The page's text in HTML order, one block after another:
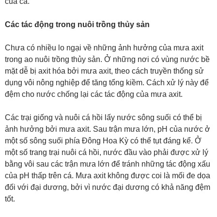
Các tác động trong nuôi trồng thủy sản
Chưa có nhiều lo ngại về những ảnh hưởng của mưa axit
trong ao nuôi trồng thủy sản. Ở những nơi có vùng nước bề
mặt dễ bị axit hóa bởi mưa axit, theo cách truyền thống sử
dụng vôi nông nghiệp để tăng tổng kiềm. Cách xử lý này để
đệm cho nước chống lại các tác động của mưa axit.
Các trại giống và nuôi cá hồi lấy nước sông suối có thể bị
ảnh hưởng bởi mưa axit. Sau trận mưa lớn, pH của nước ở
một số sông suối phía Đông Hoa Kỳ có thể tụt đáng kể. Ở
một số trang trại nuôi cá hồi, nước đầu vào phải được xử lý
bằng vôi sau các trận mưa lớn để tránh những tác động xấu
của pH thấp trên cá. Mưa axit không được coi là mối đe dọa
đối với đại dương, bởi vì nước đại dương có khả năng đệm
tốt.